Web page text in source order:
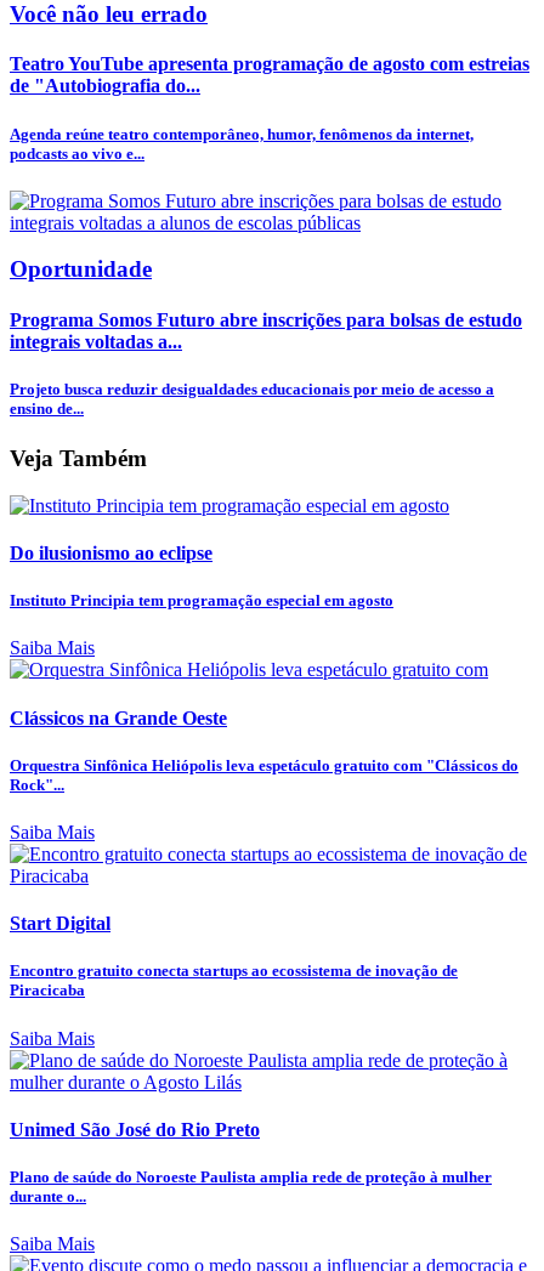
Você não leu errado
Teatro YouTube apresenta programação de agosto com estreias
de "Autobiografia do...
Agenda reúne teatro contemporâneo, humor, fenômenos da internet,
podcasts ao vivo e...
Oportunidade
Programa Somos Futuro abre inscrições para bolsas de estudo
integrais voltadas a...
Projeto busca reduzir desigualdades educacionais por meio de acesso a
ensino de...
Veja Também
Do ilusionismo ao eclipse
Instituto Principia tem programação especial em agosto
Saiba Mais
Clássicos na Grande Oeste
Orquestra Sinfônica Heliópolis leva espetáculo gratuito com "Clássicos do
Rock"...
Saiba Mais
Start Digital
Encontro gratuito conecta startups ao ecossistema de inovação de
Piracicaba
Saiba Mais
Unimed São José do Rio Preto
Plano de saúde do Noroeste Paulista amplia rede de proteção à mulher
durante o...
Saiba Mais